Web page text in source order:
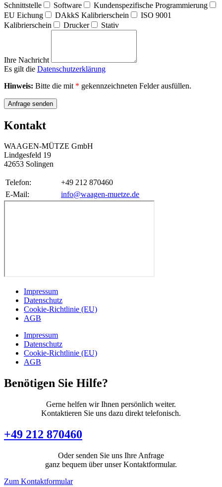
Schnittstelle
Software
Kundenspezifische Programmierung
EU Eichung
DAkkS Kalibrierschein
ISO 9001
Kalibrierschein
Drucker Stativ
Ihre Nachricht
Es gilt die Datenschutzerklärung
Hinweis: Bitte die mit * gekennzeichneten Felder ausfüllen.
Anfrage senden
Kontakt
WAAGEN-MÜTZE GmbH
Lindgesfeld 19
42653 Solingen
Telefon:
+49 212 870460
E-Mail:
info@waagen-muetze.de
Impressum
Datenschutz
Cookie-Richtlinie (EU)
AGB
Impressum
Datenschutz
Cookie-Richtlinie (EU)
AGB
Benötigen Sie Hilfe?
Gerne helfen wir Ihnen persönlich weiter.
Kontaktieren Sie uns dazu direkt telefonisch.
+49 212 870460
Oder senden Sie uns Ihre Anfrage
ganz bequem über unser Kontaktformular.
Zum Kontaktformular